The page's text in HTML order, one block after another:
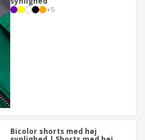
+5
Bicolor shorts med høj